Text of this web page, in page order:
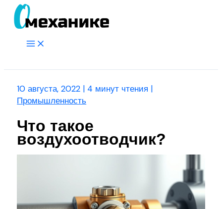
Перейти
Main
10 августа, 2022 | 4 минут чтения |
Промышленность
Что такое
воздухоотводчик?